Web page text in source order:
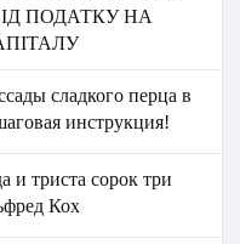
ПОДАТКУ НА
сладкого перца в
инструкция!
и триста сорок три
Кох